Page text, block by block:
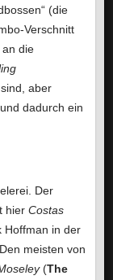
(die
Verschnitt
die
aber
dadurch ein
Der
hier Costas
Hoffman in der
meisten von
(The